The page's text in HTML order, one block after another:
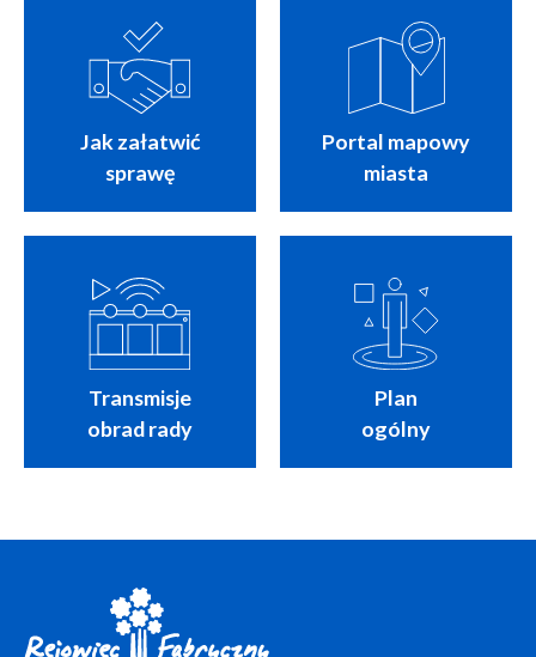
Jak załatwić
sprawę
Portal mapowy
miasta
Transmisje
obrad rady
Plan
ogólny